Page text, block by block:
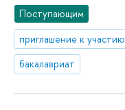
Поступающим
приглашение к участию
бакалавриат